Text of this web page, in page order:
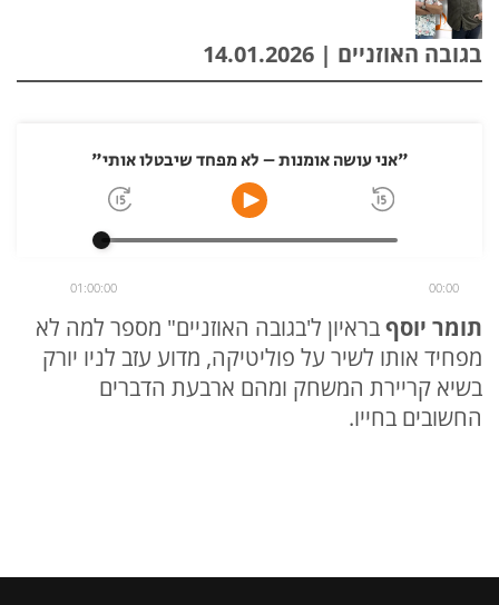
בגובה האוזניים | 14.01.2026
"אני עושה אומנות – לא מפחד שיבטלו אותי"
00:00
01:00:00
תומר יוסףבראיון ל'בגובה האוזניים" מספר למה לא
מפחיד אותו לשיר על פוליטיקה, מדוע עזב לניו יורק
בשיא קריירת המשחק ומהם ארבעת הדברים
החשובים בחייו.